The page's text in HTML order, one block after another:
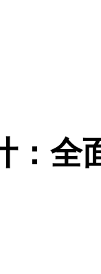
：全